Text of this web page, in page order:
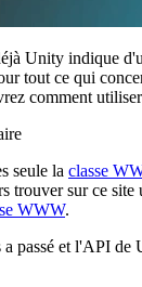
Unity indique
tout ce qui
comment
seule la classe
trouver sur ce site
WWW.
a passé et l'API